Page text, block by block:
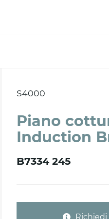
S4000
Piano
Induction
B7334 245